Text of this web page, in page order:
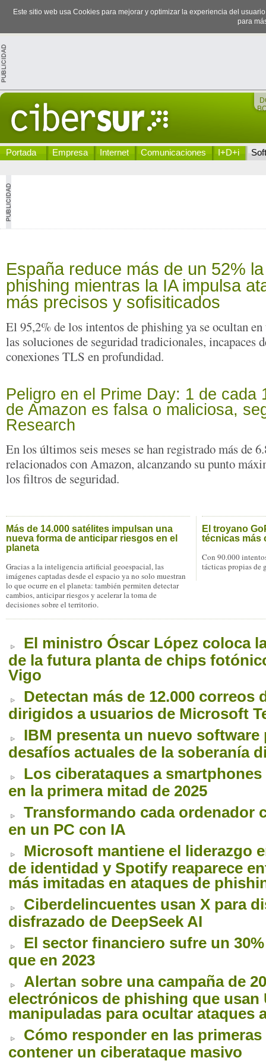
Este sitio web usa Cookies para mejorar y optimizar la experiencia del
para
Portada Empresa Internet Comunicaciones I+D+i
España reduce más de un 52%
phishing mientras la IA impulsa
más precisos y sofisiticados
El 95,2% de los intentos de phishing ya se ocultan
las soluciones de seguridad tradicionales, incapaces
conexiones TLS en profundidad.
Peligro en el Prime Day: 1 de cada
de Amazon es falsa o maliciosa,
Research
En los últimos seis meses se han registrado más de
relacionados con Amazon, alcanzando su punto
los filtros de seguridad.
Más de 14.000 satélites impulsan una
nueva forma de anticipar riesgos en el
planeta
Gracias a la inteligencia artificial geoespacial, las
imágenes captadas desde el espacio ya no solo muestran
lo que ocurre en el planeta: también permiten detectar
cambios, anticipar riesgos y acelerar la toma de
decisiones sobre el territorio.
El troyano
técnicas más
Con 90.000
tácticas propias de
El ministro Óscar López coloca
de la futura planta de chips
Vigo
Detectan más de 12.000 correos
dirigidos a usuarios de Microsoft
IBM presenta un nuevo software
desafíos actuales de la soberanía
Los ciberataques a smartphones
en la primera mitad de 2025
Transformando cada ordenador
en un PC con IA
Microsoft mantiene el liderazgo
de identidad y Spotify reaparece
más imitadas en ataques de
Ciberdelincuentes usan X para
disfrazado de DeepSeek AI
El sector financiero sufre un
que en 2023
Alertan sobre una campaña de
electrónicos de phishing que usan
manipuladas para ocultar ataques
Cómo responder en las
contener un ciberataque masivo